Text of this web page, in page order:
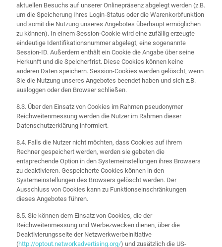
aktuellen Besuchs auf unserer Onlinepräsenz abgelegt werden (z.B.
um die Speicherung Ihres Login-Status oder die Warenkorbfunktion
und somit die Nutzung unseres Angebotes überhaupt ermöglichen
zu können). In einem Session-Cookie wird eine zufällig erzeugte
eindeutige Identifikationsnummer abgelegt, eine sogenannte
Session-ID. Außerdem enthält ein Cookie die Angabe über seine
Herkunft und die Speicherfrist. Diese Cookies können keine
anderen Daten speichern. Session-Cookies werden gelöscht, wenn
Sie die Nutzung unseres Angebotes beendet haben und sich z.B.
ausloggen oder den Browser schließen.
8.3. Über den Einsatz von Cookies im Rahmen pseudonymer
Reichweitenmessung werden die Nutzer im Rahmen dieser
Datenschutzerklärung informiert.
8.4. Falls die Nutzer nicht möchten, dass Cookies auf ihrem
Rechner gespeichert werden, werden sie gebeten die
entsprechende Option in den Systemeinstellungen ihres Browsers
zu deaktivieren. Gespeicherte Cookies können in den
Systemeinstellungen des Browsers gelöscht werden. Der
Ausschluss von Cookies kann zu Funktionseinschränkungen
dieses Angebotes führen.
8.5. Sie können dem Einsatz von Cookies, die der
Reichweitenmessung und Werbezwecken dienen, über die
Deaktivierungsseite der Netzwerkwerbeinitiative
(http://optout.networkadvertising.org/) und zusätzlich die US-